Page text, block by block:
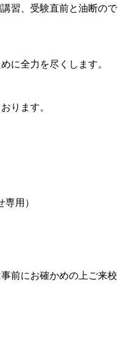
習、受験直前と油断ので
に全力を尽くします。
ります。
用）
前にお確かめの上ご来校